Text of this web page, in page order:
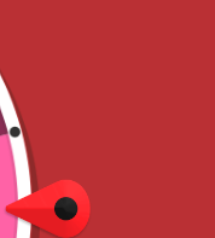
» 2023
Ajouter au panier